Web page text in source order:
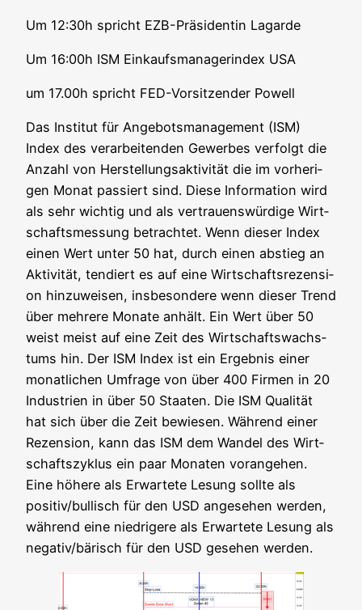
Um 12:30h spricht EZB-Prä­si­den­tin Lagarde
Um 16:00h ISM Ein­kaufs­ma­na­ger­index USA
um 17.00h spricht FED-Vor­sit­zen­der Powell
Das Insti­tut für Ange­bots­ma­nage­ment (ISM)
Index des ver­ar­bei­ten­den Gewer­bes ver­folgt die
Anzahl von Her­stel­lungs­ak­ti­vi­tät die im vor­he­ri­
gen Monat pas­siert sind. Die­se Infor­ma­ti­on wird
als sehr wich­tig und als ver­trau­ens­wür­di­ge Wirt­
schafts­mes­sung betrach­tet. Wenn die­ser Index
einen Wert unter 50 hat, durch einen abstieg an
Akti­vi­tät, ten­diert es auf eine Wirt­schafts­re­zen­si­
on hin­zu­wei­sen, ins­be­son­de­re wenn die­ser Trend
über meh­re­re Mona­te anhält. Ein Wert über 50
weist meist auf eine Zeit des Wirt­schafts­wachs­
tums hin. Der ISM Index ist ein Ergeb­nis einer
monat­li­chen Umfra­ge von über 400 Fir­men in 20
Indus­trien in über 50 Staa­ten. Die ISM Qua­li­tät
hat sich über die Zeit bewie­sen. Wäh­rend einer
Rezen­si­on, kann das ISM dem Wan­del des Wirt­
schafts­zy­klus ein paar Mona­ten vor­an­ge­hen.
Eine höhe­re als Erwar­te­te Lesung soll­te als
positiv/bullisch für den USD ange­se­hen wer­den,
wäh­rend eine nied­ri­ge­re als Erwar­te­te Lesung als
negativ/bärisch für den USD gese­hen werden.